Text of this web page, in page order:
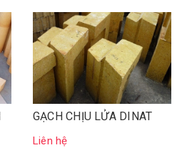
GẠCH CHỊU LỬA DINAT
Liên hệ